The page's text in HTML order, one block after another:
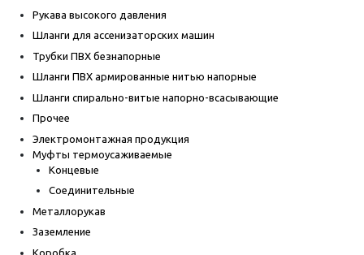
Рукава высокого давления
Шланги для ассенизаторских машин
Трубки ПВХ безнапорные
Шланги ПВХ армированные нитью напорные
Шланги спирально-витые напорно-всасывающие
Прочее
Электромонтажная продукция
Муфты термоусаживаемые
Концевые
Соединительные
Металлорукав
Заземление
Коробка